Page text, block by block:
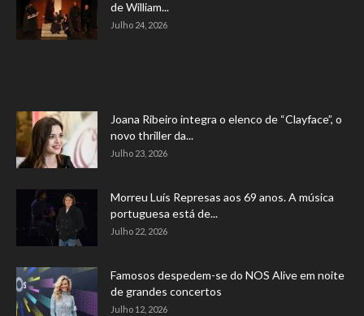
de William...
Julho 24, 2026
Joana Ribeiro integra o elenco de “Clayface”, o
novo thriller da...
Julho 23, 2026
Morreu Luís Represas aos 69 anos. A música
portuguesa está de...
Julho 22, 2026
Famosos despedem-se do NOS Alive em noite
de grandes concertos
Julho 12, 2026